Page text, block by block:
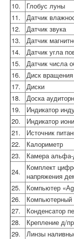
10.
Глобус луны
11.
Датчик
12.
Датчик звука
13.
Датчик
14.
Датчик угла
15.
Датчик числа
16.
Диск вращения
17.
Диски
18.
Доска
19.
Индикатор
20.
Индикатор
21.
Источник
22.
Калориметр
23.
Камера
24.
Комплект
напряжения
25.
Компьютер
26.
Компьютерный
27.
Конденсатор
28.
Крепление д/
29.
Линзы